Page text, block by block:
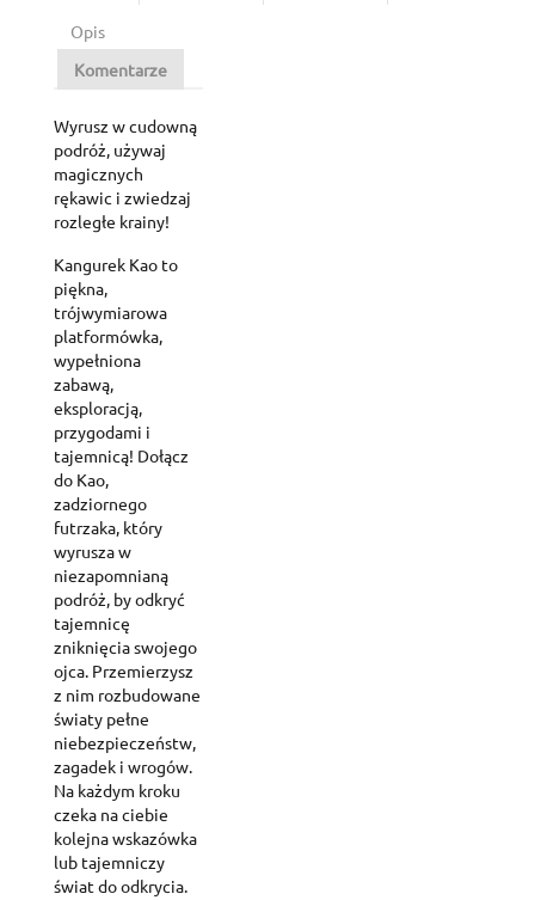
Opis
Komentarze
Wyrusz w cudowną
podróż, używaj
magicznych
rękawic i zwiedzaj
rozległe krainy!
Kangurek Kao to
piękna,
trójwymiarowa
platformówka,
wypełniona
zabawą,
eksploracją,
przygodami i
tajemnicą! Dołącz
do Kao,
zadziornego
futrzaka, który
wyrusza w
niezapomnianą
podróż, by odkryć
tajemnicę
zniknięcia swojego
ojca. Przemierzysz
z nim rozbudowane
światy pełne
niebezpieczeństw,
zagadek i wrogów.
Na każdym kroku
czeka na ciebie
kolejna wskazówka
lub tajemniczy
świat do odkrycia.